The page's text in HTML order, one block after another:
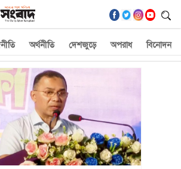
অর্থনীতি দেশজুড়ে অপরাধ বিনোদন